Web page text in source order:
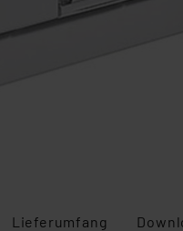
Lieferumfang